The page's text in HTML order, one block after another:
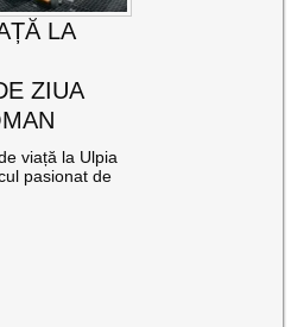
LA
ZIUA
viață la Ulpia
pasionat de